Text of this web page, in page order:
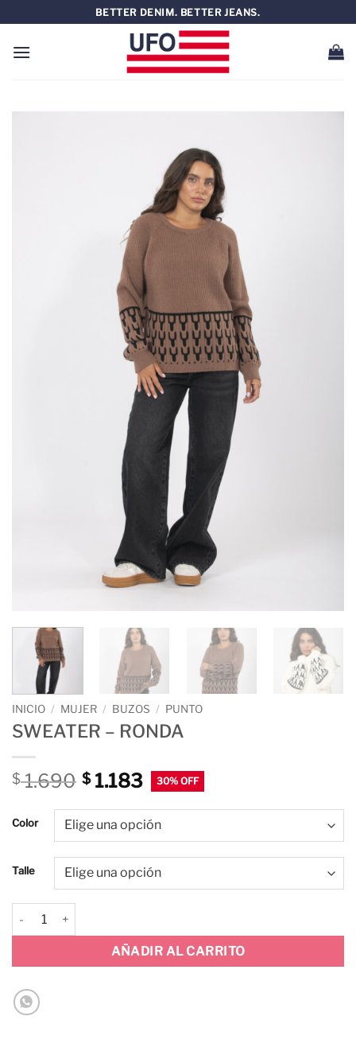
al
contenido
BETTER DENIM. BETTER JEANS.
INICIO / MUJER / BUZOS / PUNTO
SWEATER – RONDA
$1.690 $1.183
Color
Talle
SWEATER - RONDA cantidad
AÑADIR AL CARRITO